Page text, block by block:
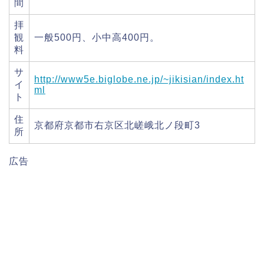
間
拝
観
料
一般500円、小中高400円。
サ
イ
ト
http://www5e.biglobe.ne.jp/~jikisian/index.ht
ml
住
所
京都府京都市右京区北嵯峨北ノ段町3
広告